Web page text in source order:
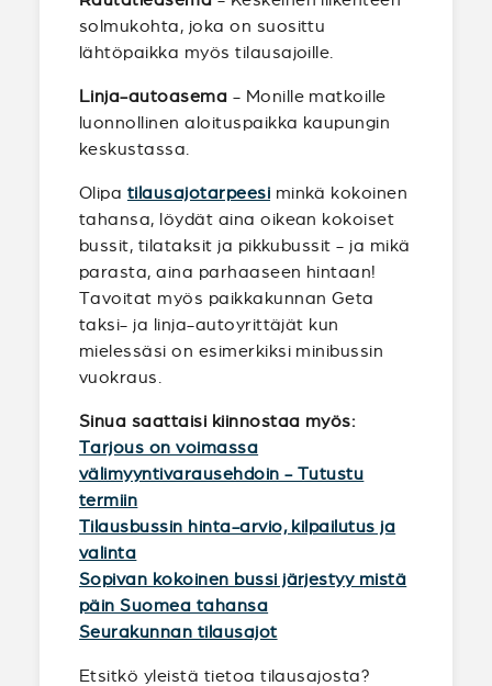
solmukohta, joka on suosittu
lähtöpaikka myös tilausajoille.
Linja-autoasema - Monille matkoille
luonnollinen aloituspaikka kaupungin
keskustassa.
Olipa tilausajotarpeesi minkä kokoinen
tahansa, löydät aina oikean kokoiset
bussit, tilataksit ja pikkubussit - ja mikä
parasta, aina parhaaseen hintaan!
Tavoitat myös paikkakunnan Geta
taksi- ja linja-autoyrittäjät kun
mielessäsi on esimerkiksi minibussin
vuokraus.
Sinua saattaisi kiinnostaa myös:
Tarjous on voimassa
välimyyntivarausehdoin - Tutustu
termiin
Tilausbussin hinta-arvio, kilpailutus ja
valinta
Sopivan kokoinen bussi järjestyy mistä
päin Suomea tahansa
Seurakunnan tilausajot
Etsitkö yleistä tietoa tilausajosta?